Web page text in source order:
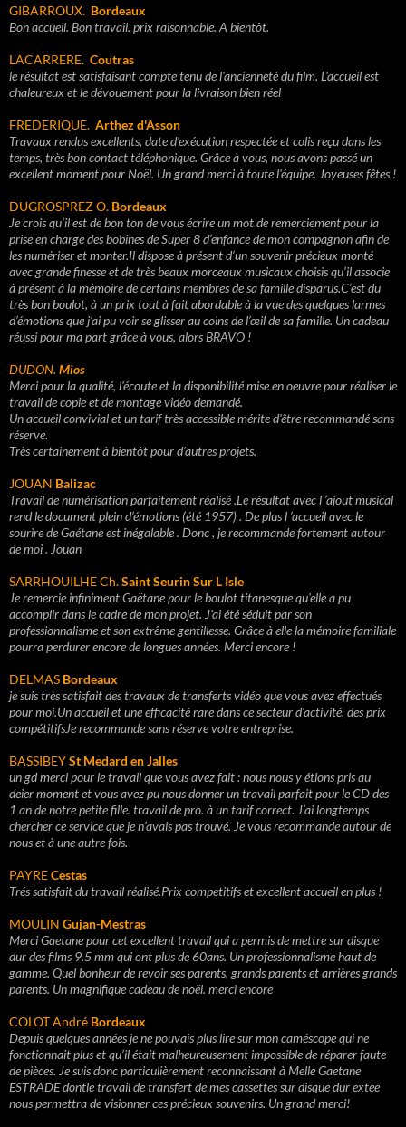
GIBARROUX. Bordeaux
Bon accueil. Bon travail. prix raisonnable. A bientôt.
LACARRERE. Coutras
le résultat est satisfaisant compte tenu de l'ancienneté du film. L'accueil est
chaleureux et le dévouement pour la livraison bien réel
FREDERIQUE. Arthez d'Asson
Travaux rendus excellents, date d'exécution respectée et colis reçu dans les
temps, très bon contact téléphonique. Grâce à vous, nous avons passé un
excellent moment pour Noël. Un grand merci à toute l'équipe. Joyeuses fêtes !
DUGROSPREZ O. Bordeaux
Je crois qu’il est de bon ton de vous écrire un mot de remerciement pour la
prise en charge des bobines de Super 8 d’enfance de mon compagnon afin de
les numériser et monter.Il dispose à présent d’un souvenir précieux monté
avec grande finesse et de très beaux morceaux musicaux choisis qu’il associe
à présent à la mémoire de certains membres de sa famille disparus.C’est du
très bon boulot, à un prix tout à fait abordable à la vue des quelques larmes
d’émotions que j’ai pu voir se glisser au coins de l’œil de sa famille. Un cadeau
réussi pour ma part grâce à vous, alors BRAVO !
DUDON. Mios
Merci pour la qualité, l'écoute et la disponibilité mise en oeuvre pour réaliser le
travail de copie et de montage vidéo demandé.
Un accueil convivial et un tarif très accessible mérite d'être recommandé sans
réserve.
Très certainement à bientôt pour d'autres projets.
JOUAN Balizac
Travail de numérisation parfaitement réalisé .Le résultat avec l ’ajout musical
rend le document plein d’émotions (été 1957) . De plus l ’accueil avec le
sourire de Gaétane est inégalable . Donc , je recommande fortement autour
de moi . Jouan
SARRHOUILHE Ch.Saint Seurin Sur L Isle
Je remercie infiniment Gaëtane pour le boulot titanesque qu'elle a pu
accomplir dans le cadre de mon projet. J'ai été séduit par son
professionnalisme et son extrême gentillesse. Grâce à elle la mémoire familiale
pourra perdurer encore de longues années. Merci encore !
DELMAS Bordeaux
je suis très satisfait des travaux de transferts vidéo que vous avez effectués
pour moi.Un accueil et une efficacité rare dans ce secteur d’activité, des prix
compétitifsJe recommande sans réserve votre entreprise.
BASSIBEYSt Medard en Jalles
un gd merci pour le travail que vous avez fait : nous nous y étions pris au
deier moment et vous avez pu nous donner un travail parfait pour le CD des
1 an de notre petite fille. travail de pro. à un tarif correct. J’ai longtemps
chercher ce service que je n’avais pas trouvé. Je vous recommande autour de
nous et à une autre fois.
PAYRECestas
Trés satisfait du travail réalisé.Prix competitifs et excellent accueil en plus !
MOULIN Gujan-Mestras
Merci Gaetane pour cet excellent travail qui a permis de mettre sur disque
dur des films 9.5 mm qui ont plus de 60ans. Un professionnalisme haut de
gamme. Quel bonheur de revoir ses parents, grands parents et arrières grands
parents. Un magnifique cadeau de noël. merci encore
COLOT André Bordeaux
Depuis quelques années je ne pouvais plus lire sur mon caméscope qui ne
fonctionnait plus et qu’il était malheureusement impossible de réparer faute
de pièces. Je suis donc particulièrement reconnaissant à Melle Gaetane
ESTRADE dontle travail de transfert de mes cassettes sur disque dur extee
nous permettra de visionner ces précieux souvenirs. Un grand merci!